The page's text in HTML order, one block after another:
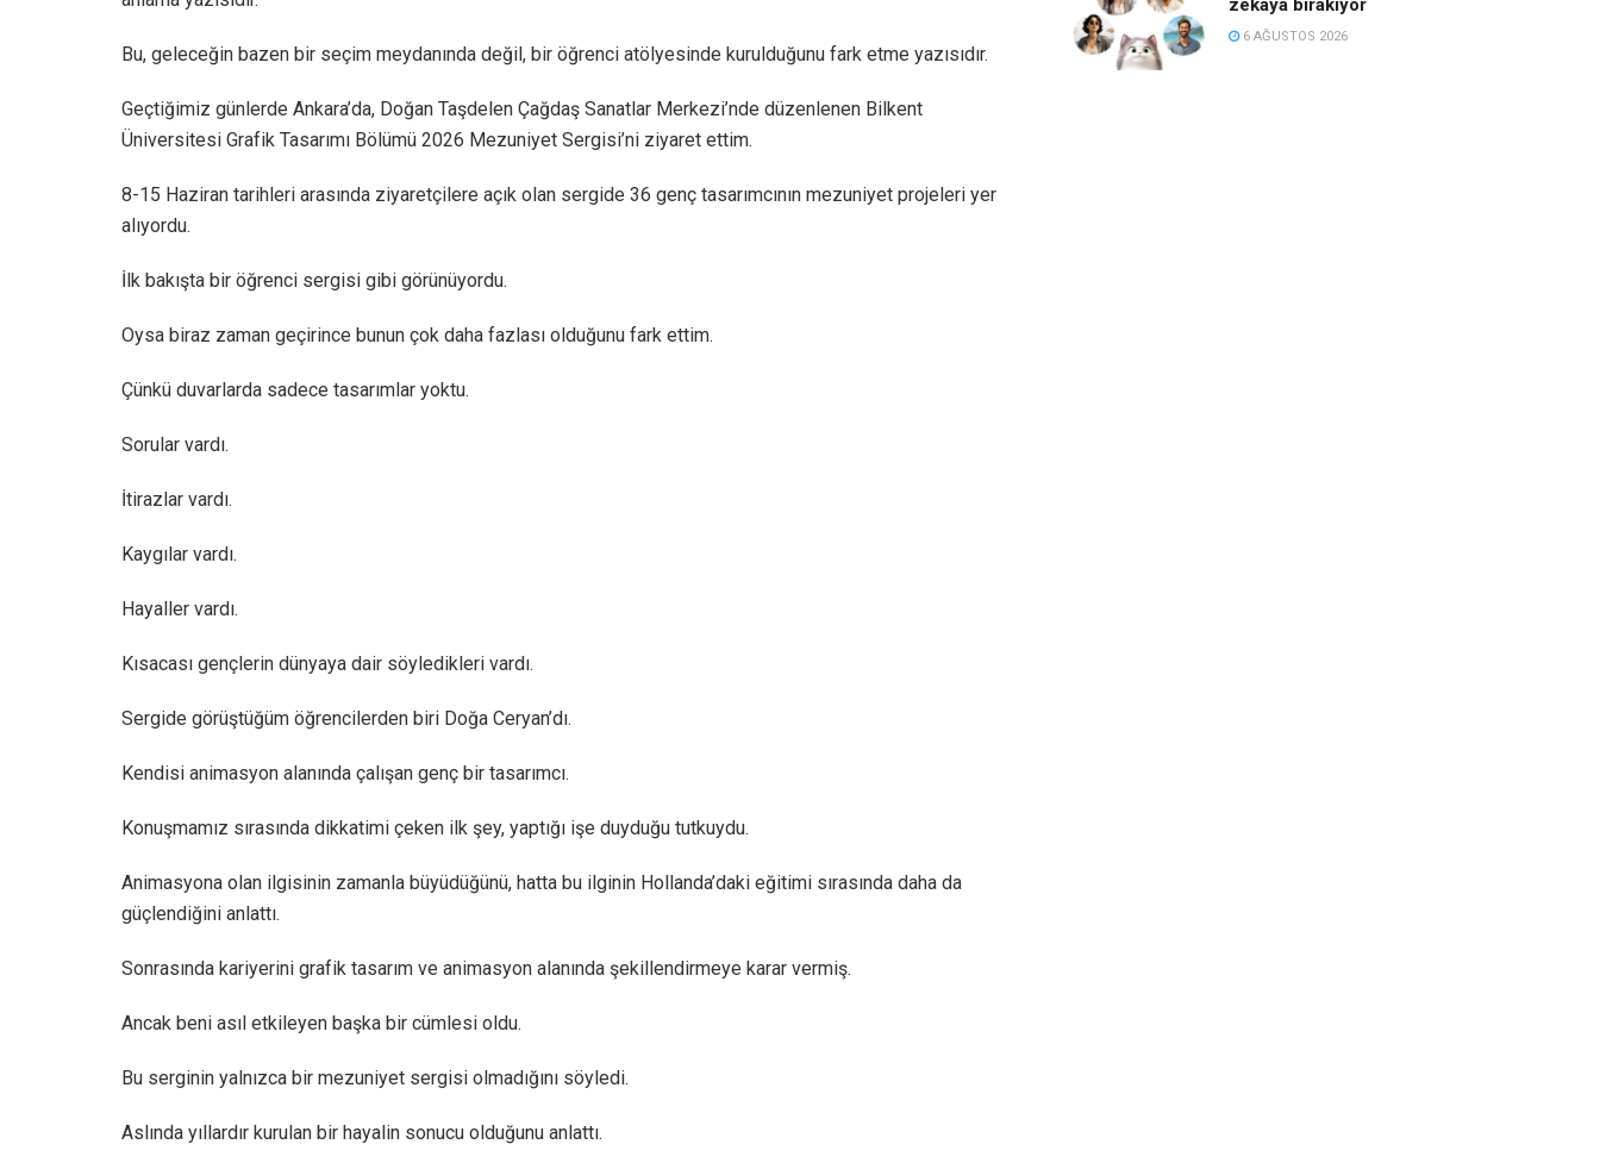
Bu, geleceğin bazen bir seçim meydanında değil, bir öğrenci atölyesinde kurulduğunu fark etme yazısıdır.
Geçtiğimiz günlerde Ankara’da, Doğan Taşdelen Çağdaş Sanatlar Merkezi’nde düzenlenen Bilkent
Üniversitesi Grafik Tasarımı Bölümü 2026 Mezuniyet Sergisi’ni ziyaret ettim.
8-15 Haziran tarihleri arasında ziyaretçilere açık olan sergide 36 genç tasarımcının mezuniyet projeleri yer
alıyordu.
İlk bakışta bir öğrenci sergisi gibi görünüyordu.
Oysa biraz zaman geçirince bunun çok daha fazlası olduğunu fark ettim.
Çünkü duvarlarda sadece tasarımlar yoktu.
Sorular vardı.
İtirazlar vardı.
Kaygılar vardı.
Hayaller vardı.
Kısacası gençlerin dünyaya dair söyledikleri vardı.
Sergide görüştüğüm öğrencilerden biri Doğa Ceryan’dı.
Kendisi animasyon alanında çalışan genç bir tasarımcı.
Konuşmamız sırasında dikkatimi çeken ilk şey, yaptığı işe duyduğu tutkuydu.
Animasyona olan ilgisinin zamanla büyüdüğünü, hatta bu ilginin Hollanda’daki eğitimi sırasında daha da
güçlendiğini anlattı.
Sonrasında kariyerini grafik tasarım ve animasyon alanında şekillendirmeye karar vermiş.
Ancak beni asıl etkileyen başka bir cümlesi oldu.
Bu serginin yalnızca bir mezuniyet sergisi olmadığını söyledi.
Aslında yıllardır kurulan bir hayalin sonucu olduğunu anlattı.
zekaya bırakıyor
6 AĞUSTOS 2026